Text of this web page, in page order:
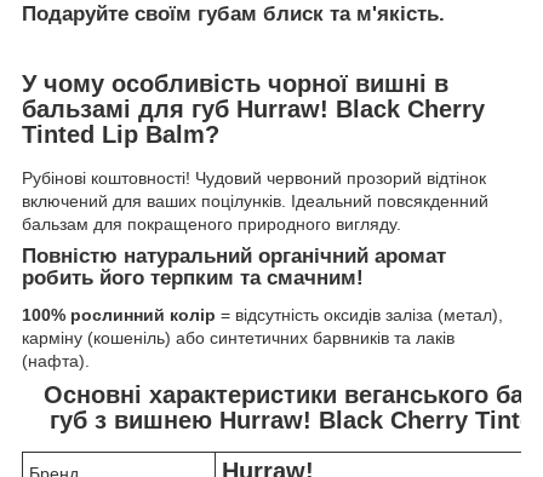
Подаруйте своїм губам блиск та м'якість.
У чому особливість чорної вишні в
бальзамі для губ Hurraw! Black Cherry
Tinted Lip Balm?
Рубінові коштовності! Чудовий червоний прозорий відтінок
включений для ваших поцілунків. Ідеальний повсякденний
бальзам для покращеного природного вигляду.
Повністю натуральний органічний аромат
робить його терпким та смачним!
100% рослинний колір = відсутність оксидів заліза (метал),
карміну (кошеніль) або синтетичних барвників та лаків
(нафта).
Основні характеристики веганського
губ з вишнею Hurraw! Black Cherry
Hurraw!